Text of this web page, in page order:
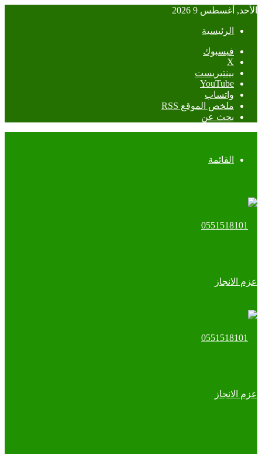
الأحد, أغسطس 9 2026
الرئيسية
فيسبوك
‫X
بينتيريست
‫YouTube
واتساب
ملخص الموقع RSS
بحث عن
القائمة